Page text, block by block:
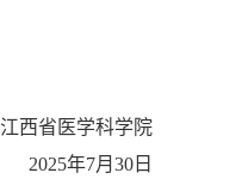
江西省医学科学院
2025年7月30日